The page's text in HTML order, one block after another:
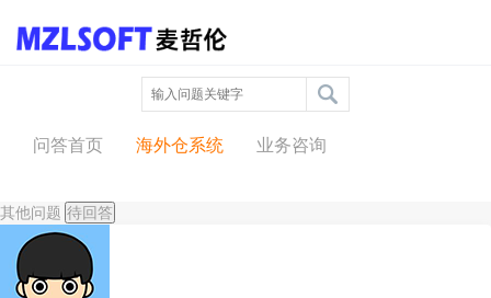
问答中心
问答首页 海外仓系统 业务咨询
其他问题 待回答